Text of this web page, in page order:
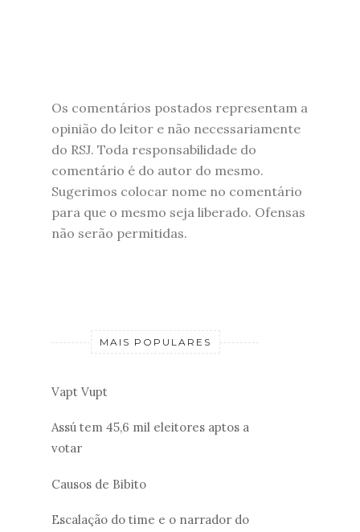
Os comentários postados representam a
opinião do leitor e não necessariamente
do RSJ. Toda responsabilidade do
comentário é do autor do mesmo.
Sugerimos colocar nome no comentário
para que o mesmo seja liberado. Ofensas
não serão permitidas.
MAIS POPULARES
Vapt Vupt
Assú tem 45,6 mil eleitores aptos a
votar
Causos de Bibito
Escalação do time e o narrador do